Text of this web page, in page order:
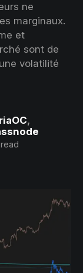
ne
marginaux.
et
sont de
volatilité
,